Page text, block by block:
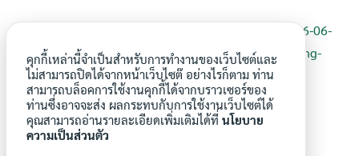
https://www.michiganpublic.org/social-justice/2026-06-
18/detroit-black-farmer-land-fund-celebrates-creating-
new-farmers-this-juneteenth
คุกกี้เหล่านี้จำเป็นสำหรับการทำงานของเว็บไซต์และ
ไม่สามารถปิดได้จากหน้าเว็บไซต๊ อย่างไรก็ตาม ท่าน
สามารถบล็อคการใช้งานคุกกี้ได้จากบราวเซอร์ของ
ท่านซึ่งอาจจะส่ง ผลกระทบกับการใช้งานเว็บไซต์ได้
คุณสามารถอ่านรายละเอียดเพิ่มเติมได้ที่ นโยบาย
ความเป็นส่วนตัว